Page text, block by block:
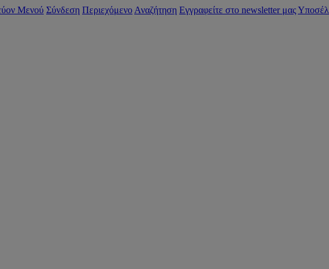
Μενού Σύνδεση Περιεχόμενο Αναζήτηση Εγγραφείτε στο newsletter μας